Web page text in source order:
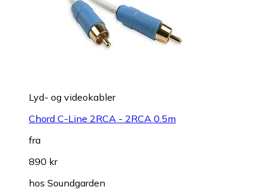
Lyd- og videokabler
Chord C-Line 2RCA - 2RCA 0.5m
fra
890 kr
hos Soundgarden